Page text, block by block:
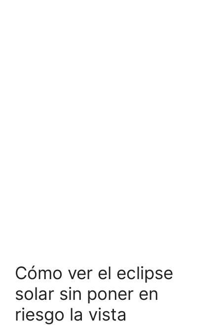
Cómo ver el eclipse
solar sin poner en
riesgo la vista